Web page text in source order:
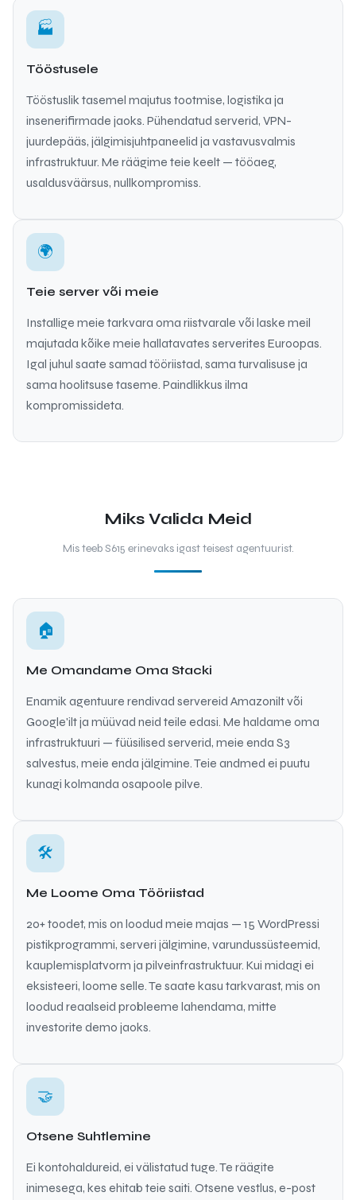
🏭
Tööstusele
Tööstuslik tasemel majutus tootmise, logistika ja
insenerifirmade jaoks. Pühendatud serverid, VPN-
juurdepääs, jälgimisjuhtpaneelid ja vastavusvalmis
infrastruktuur. Me räägime teie keelt — tööaeg,
usaldusväärsus, nullkompromiss.
🌍
Teie server või meie
Installige meie tarkvara oma riistvarale või laske meil
majutada kõike meie hallatavates serverites Euroopas.
Igal juhul saate samad tööriistad, sama turvalisuse ja
sama hoolitsuse taseme. Paindlikkus ilma
kompromissideta.
Miks Valida Meid
Mis teeb S615 erinevaks igast teisest agentuurist.
🏠
Me Omandame Oma Stacki
Enamik agentuure rendivad servereid Amazonilt või
Google'ilt ja müüvad neid teile edasi. Me haldame oma
infrastruktuuri — füüsilised serverid, meie enda S3
salvestus, meie enda jälgimine. Teie andmed ei puutu
kunagi kolmanda osapoole pilve.
🛠
Me Loome Oma Tööriistad
20+ toodet, mis on loodud meie majas — 15 WordPressi
pistikprogrammi, serveri jälgimine, varundussüsteemid,
kauplemisplatvorm ja pilveinfrastruktuur. Kui midagi ei
eksisteeri, loome selle. Te saate kasu tarkvarast, mis on
loodud reaalseid probleeme lahendama, mitte
investorite demo jaoks.
🤝
Otsene Suhtlemine
Ei kontohaldureid, ei välistatud tuge. Te räägite
inimesega, kes ehitab teie saiti. Otsene vestlus, e-post